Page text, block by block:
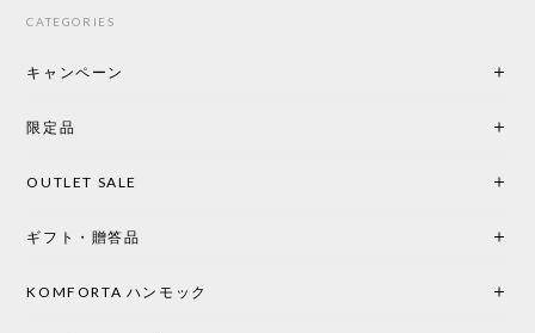
CATEGORIES
キャンペーン
限定品
OUTLET SALE
ギフト・贈答品
KOMFORTA ハンモック